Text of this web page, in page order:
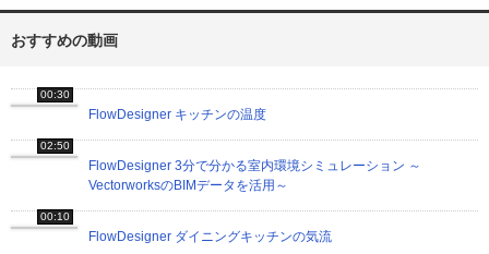
おすすめの動画
00:30
FlowDesigner キッチンの温度
02:50
FlowDesigner 3分で分かる室内環境シミュレーション ～
VectorworksのBIMデータを活用～
00:10
FlowDesigner ダイニングキッチンの気流